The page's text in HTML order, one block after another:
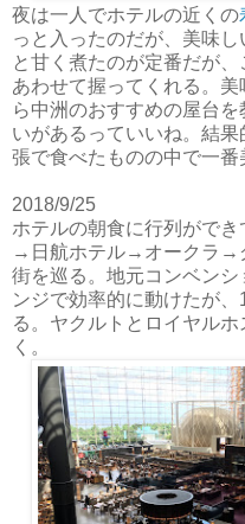
夜は一人でホテルの近くの
っと入ったのだが、美味
と甘く煮たのが定番だが
あわせて握ってくれる。
ら中洲のおすすめの屋台
いがあるっていいね。結
張で食べたものの中で一番
2018/9/25
ホテルの朝食に行列がで
→日航ホテル→オークラ→
街を巡る。地元コンベン
ンジで効率的に動けたが
る。ヤクルトとロイヤル
く。